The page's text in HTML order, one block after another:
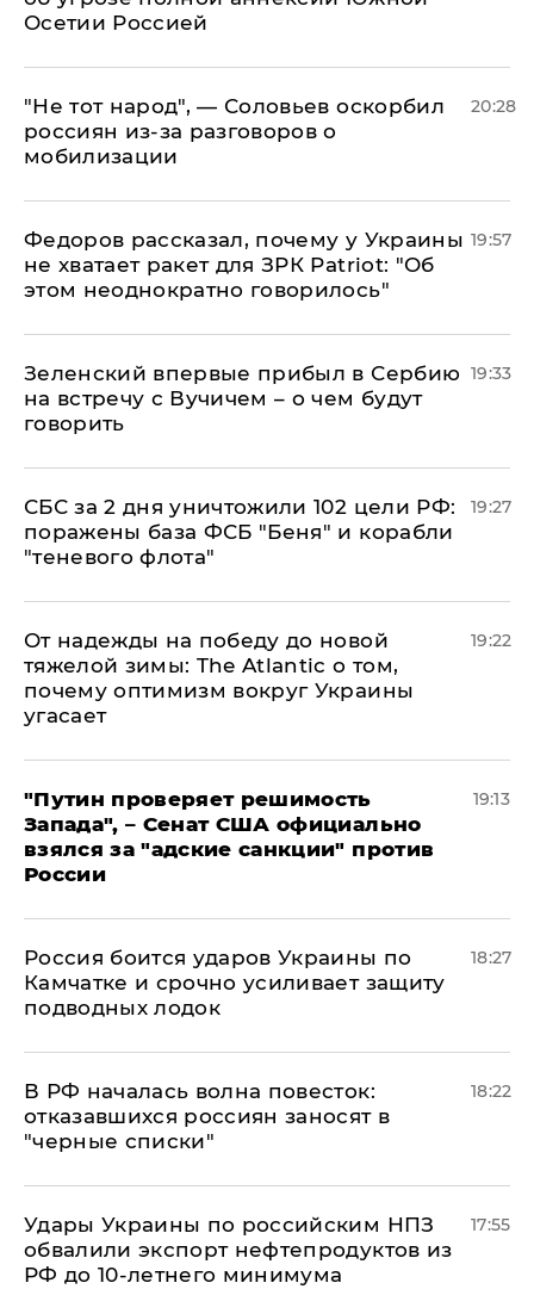
Осетии Россией
​"Не тот народ", — Соловьев оскорбил
россиян из-за разговоров о
мобилизации
20:28
Федоров рассказал, почему у Украины
не хватает ракет для ЗРК Patriot: "Об
этом неоднократно говорилось"
19:57
Зеленский впервые прибыл в Сербию
на встречу с Вучичем – о чем будут
говорить
19:33
СБС за 2 дня уничтожили 102 цели РФ:
поражены база ФСБ "Беня" и корабли
"теневого флота"
19:27
От надежды на победу до новой
тяжелой зимы: The Atlantic о том,
почему оптимизм вокруг Украины
угасает
19:22
"Путин проверяет решимость
Запада", – Сенат США официально
взялся за "адские санкции" против
России
19:13
Россия боится ударов Украины по
Камчатке и срочно усиливает защиту
подводных лодок
18:27
​В РФ началась волна повесток:
отказавшихся россиян заносят в
"черные списки"
18:22
Удары Украины по российским НПЗ
обвалили экспорт нефтепродуктов из
РФ до 10-летнего минимума
17:55